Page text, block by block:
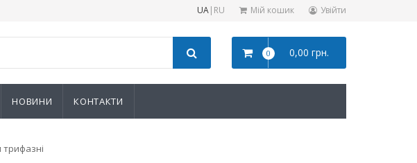
UA| RU Мій кошик Увійти
0 0,00 грн.
НОВИНИ КОНТАКТИ
трифазні